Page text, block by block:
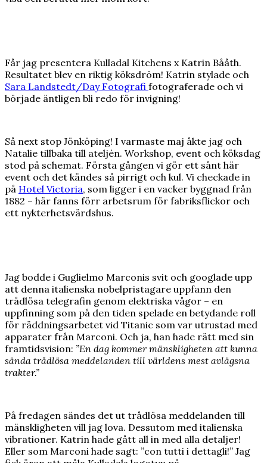
Får jag presentera Kulladal Kitchens x Katrin Bååth.
Resultatet blev en riktig köksdröm! Katrin stylade och
Sara Landstedt/Day Fotografi fotograferade och vi
började äntligen bli redo för invigning!
Så next stop Jönköping! I varmaste maj åkte jag och
Natalie tillbaka till ateljén. Workshop, event och köksdag
stod på schemat. Första gången vi gör ett sånt här
event och det kändes så pirrigt och kul. Vi checkade in
på Hotel Victoria, som ligger i en vacker byggnad från
1882 – här fanns förr arbetsrum för fabriksflickor och
ett nykterhetsvärdshus.
Jag bodde i Guglielmo Marconis svit och googlade upp
att denna italienska nobelpristagare uppfann den
trådlösa telegrafin genom elektriska vågor – en
uppfinning som på den tiden spelade en betydande roll
för räddningsarbetet vid Titanic som var utrustad med
apparater från Marconi. Och ja, han hade rätt med sin
framtidsvision: ”En dag kommer mänskligheten att kunna
sända trådlösa meddelanden till världens mest avlägsna
trakter.”
På fredagen sändes det ut trådlösa meddelanden till
mänskligheten vill jag lova. Dessutom med italienska
vibrationer. Katrin hade gått all in med alla detaljer!
Eller som Marconi hade sagt: ”con tutti i dettagli!” Jag